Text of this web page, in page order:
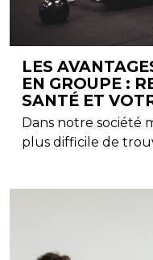
LES
EN GROUPE :
SANTÉ ET
Dans notre société
plus difficile de